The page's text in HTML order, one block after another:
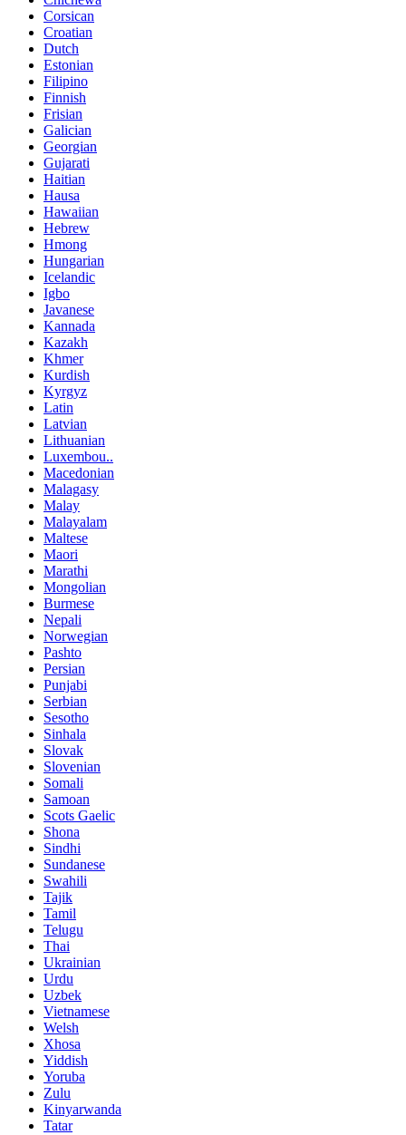
Corsican
Croatian
Dutch
Estonian
Filipino
Finnish
Frisian
Galician
Georgian
Gujarati
Haitian
Hausa
Hawaiian
Hebrew
Hmong
Hungarian
Icelandic
Igbo
Javanese
Kannada
Kazakh
Khmer
Kurdish
Kyrgyz
Latin
Latvian
Lithuanian
Luxembou..
Macedonian
Malagasy
Malay
Malayalam
Maltese
Maori
Marathi
Mongolian
Burmese
Nepali
Norwegian
Pashto
Persian
Punjabi
Serbian
Sesotho
Sinhala
Slovak
Slovenian
Somali
Samoan
Scots Gaelic
Shona
Sindhi
Sundanese
Swahili
Tajik
Tamil
Telugu
Thai
Ukrainian
Urdu
Uzbek
Vietnamese
Welsh
Xhosa
Yiddish
Yoruba
Zulu
Kinyarwanda
Tatar